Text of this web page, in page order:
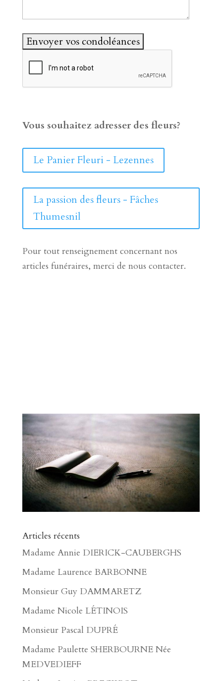
Vous souhaitez adresser des fleurs?
Le Panier Fleuri - Lezennes
La passion des fleurs - Fâches
Thumesnil
Pour tout renseignement concernant nos
articles funéraires, merci de nous contacter.
Articles récents
Madame Annie DIERICK-CAUBERGHS
Madame Laurence BARBONNE
Monsieur Guy DAMMARETZ
Madame Nicole LÉTINOIS
Monsieur Pascal DUPRÉ
Madame Paulette SHERBOURNE Née
MEDVEDIEFF